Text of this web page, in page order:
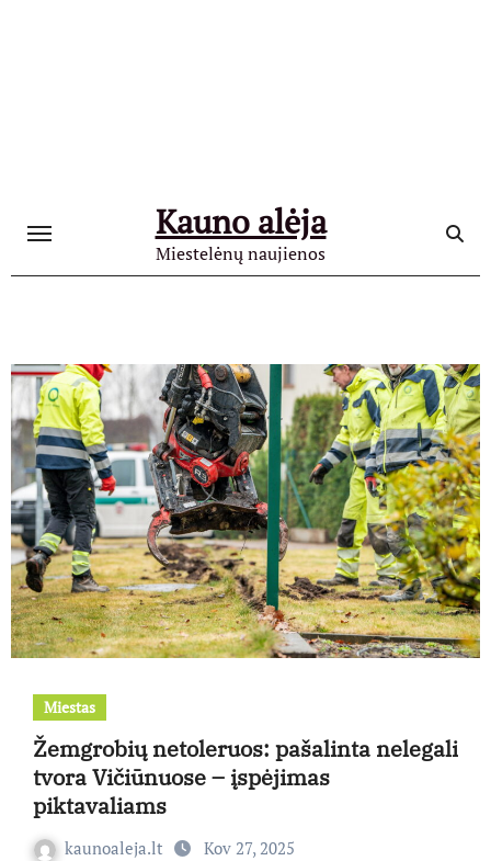
Kauno alėja
Miestelėnų naujienos
Miestas
Žemgrobių netoleruos: pašalinta nelegali
tvora Vičiūnuose – įspėjimas
piktavaliams
kaunoaleja.lt Kov 27, 2025